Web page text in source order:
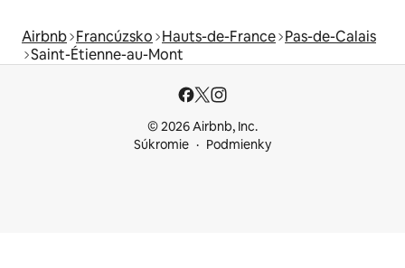
Airbnb Francúzsko Hauts-de-France Pas-de-Calais
Saint-Étienne-au-Mont
© 2026 Airbnb, Inc.
Súkromie
Podmienky